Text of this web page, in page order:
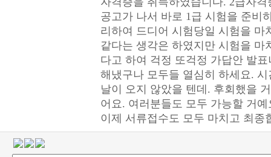
공고가 나서 바로 1급 시험을 준비
리하여 드디어 시험당일 시험을
같다는 생각은 하였지만 시험을
다고 하여 걱정 또걱정 가답안 발
해냈구나 모두들 열심히 하세요.
날이 오지 않았을 텐데. 후회했을
어요. 여러분들도 모두 가능할 거예
이제 서류접수도 모두 마치고 최종